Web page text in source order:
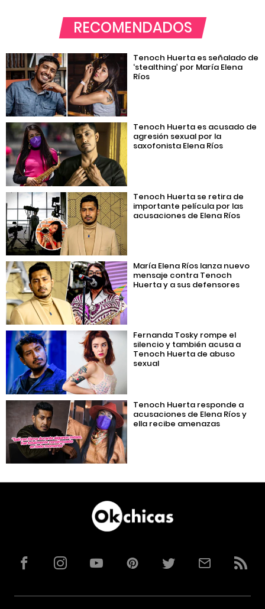
RECOMENDADOS
Tenoch Huerta es señalado de
‘stealthing’ por María Elena
Ríos
Tenoch Huerta es acusado de
agresión sexual por la
saxofonista Elena Ríos
Tenoch Huerta se retira de
importante película por las
acusaciones de Elena Ríos
María Elena Ríos lanza nuevo
mensaje contra Tenoch
Huerta y a sus defensores
Fernanda Tosky rompe el
silencio y también acusa a
Tenoch Huerta de abuso
sexual
Tenoch Huerta responde a
acusaciones de Elena Ríos y
ella recibe amenazas
FacebookInstagramYouTubePinterestTwitterCorreoRSS